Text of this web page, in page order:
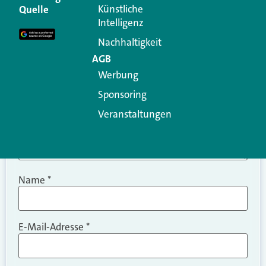
Erforderliche Felder sind mit
Kommentar
Name *
E-Mail-Adresse *
Quelle
Künstliche
Intelligenz
Nachhaltigkeit
AGB
Werbung
Sponsoring
Veranstaltungen